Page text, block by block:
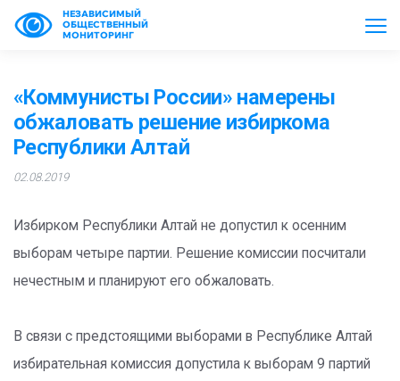
НЕЗАВИСИМЫЙ
ОБЩЕСТВЕННЫЙ
МОНИТОРИНГ
«Коммунисты России» намерены
обжаловать решение избиркома
Республики Алтай
02.08.2019
Избирком Республики Алтай не допустил к осенним
выборам четыре партии. Решение комиссии посчитали
нечестным и планируют его обжаловать.
В связи с предстоящими выборами в Республике Алтай
избирательная комиссия допустила к выборам 9 партий